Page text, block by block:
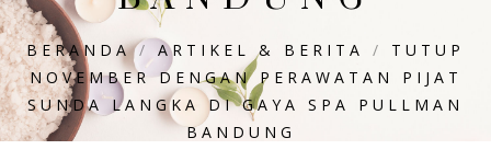
BERANDA / ARTIKEL & BERITA / TUTUP
NOVEMBER DENGAN PERAWATAN PIJAT
SUNDA LANGKA DI GAYA SPA PULLMAN
BANDUNG